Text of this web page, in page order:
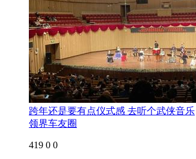
跨年还是要有点仪式感 去听个武侠音乐
领界车友圈
419 0 0